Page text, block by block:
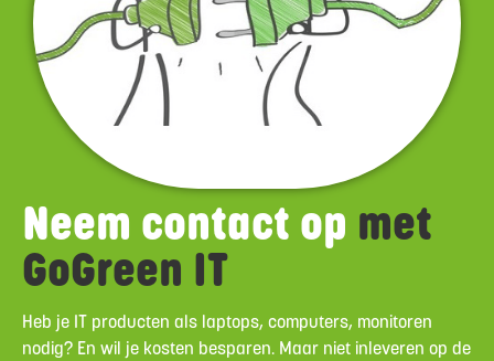
Neem contact op met
GoGreen IT
Heb je IT producten als laptops, computers, monitoren
nodig? En wil je kosten besparen. Maar niet inleveren op de